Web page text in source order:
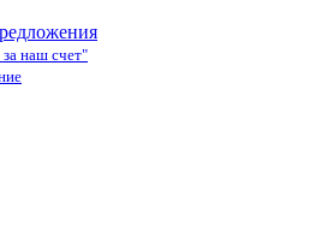
наш счет"